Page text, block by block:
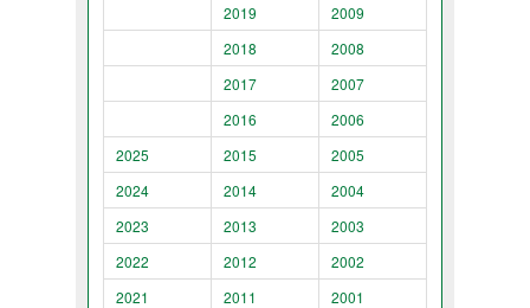
2019
2009
2018
2008
2017
2007
2016
2006
2025
2015
2005
2024
2014
2004
2023
2013
2003
2022
2012
2002
2021
2011 2001